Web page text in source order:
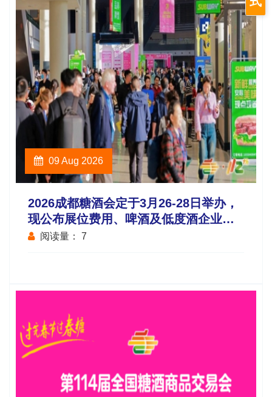
09 Aug 2026
2026成都糖酒会定于3月26-28日举办，
现公布展位费用、啤酒及低度酒企业参
展流程及报名截止时间
阅读量： 7